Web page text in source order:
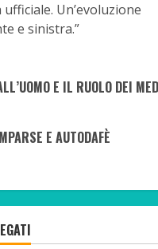
ufficiale. Un’evoluzione
e sinistra.”
E IL RUOLO DEI
E AUTODAFÈ